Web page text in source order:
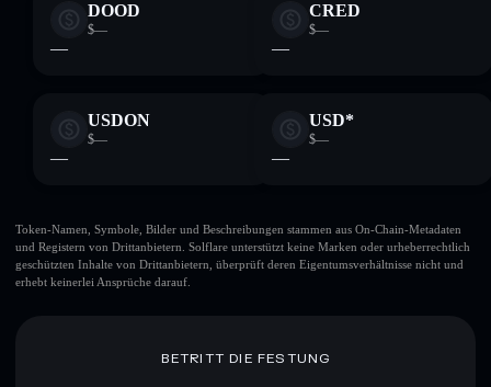
DOOD
$—
—
CRED
$—
—
USDON
$—
—
USD*
$—
—
Token-Namen, Symbole, Bilder und Beschreibungen stammen aus On-Chain-Metadaten
und Registern von Drittanbietern. Solflare unterstützt keine Marken oder urheberrechtlich
geschützten Inhalte von Drittanbietern, überprüft deren Eigentumsverhältnisse nicht und
erhebt keinerlei Ansprüche darauf.
BETRITT DIE FESTUNG